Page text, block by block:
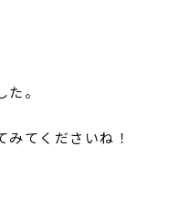
。
てくださいね！